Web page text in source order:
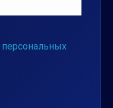
персональных